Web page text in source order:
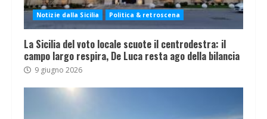
Notizie dalla Sicilia Politica & retroscena
La Sicilia del voto locale scuote il centrodestra: il
campo largo respira, De Luca resta ago della bilancia
9 giugno 2026